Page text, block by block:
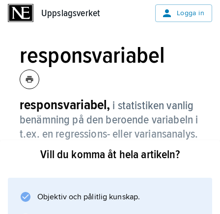
Uppslagsverket Logga in
responsvariabel
responsvariabel, i statistiken vanlig
benämning på den beroende variabeln i
t.ex. en regressions- eller variansanalys.
Dess värde, responsen, är den individuella
Vill du komma åt hela artikeln?
Objektiv och pålitlig kunskap.